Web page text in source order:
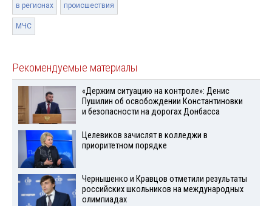
в регионах происшествия
МЧС
Рекомендуемые материалы
«Держим ситуацию на контроле»: Денис
Пушилин об освобождении Константиновки
и безопасности на дорогах Донбасса
Целевиков зачислят в колледжи в
приоритетном порядке
Чернышенко и Кравцов отметили результаты
российских школьников на международных
олимпиадах